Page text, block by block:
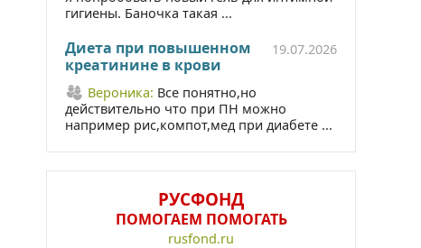
гигиены. Баночка такая ...
Диета при повышенном
креатинине в крови
19.07.2026
Вероника: Все понятно,но
действительно что при ПН можно
например рис,компот,мед при диабете ...
РУСФОНД
ПОМОГАЕМ ПОМОГАТЬ
rusfond.ru